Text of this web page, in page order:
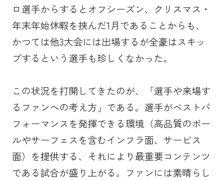
ロ選手からするとオフシーズン、クリスマス・
年末年始休暇を挟んだ1月であることからも、
かつては他3大会には出場するが全豪はスキッ
プするという選手も珍しくなかった。
この状況を打開してきたのが、「選手や来場す
るファンへの考え方」である。選手がベストパ
フォーマンスを発揮できる環境（高品質のボー
ルやサーフェスを含むインフラ面、サービス
面）を提供する、それにより最重要コンテンツ
である試合が盛り上がる。ファンには素晴らし